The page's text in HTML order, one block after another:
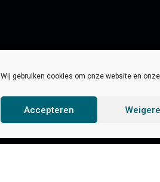
Wij gebruiken cookies om onze website en
Accepteren